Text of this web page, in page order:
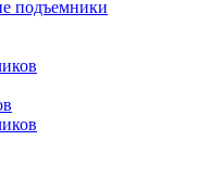
подъемники